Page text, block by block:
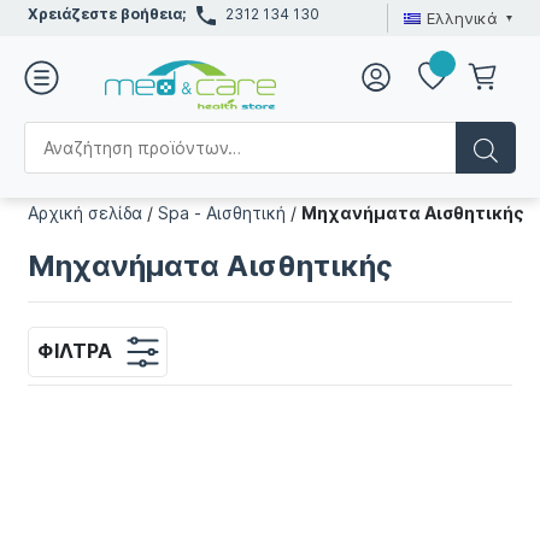
Χρειάζεστε βοήθεια; 2312 134 130 Ελληνικά
Αρχική σελίδα /Spa - Αισθητική / Μηχανήματα Αισθητικής
Μηχανήματα Αισθητικής
ΦΊΛΤΡΑ